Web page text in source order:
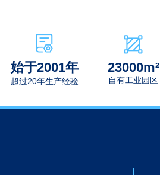
始于2001年
超过20年生产经验
23000m²
自有工业园区